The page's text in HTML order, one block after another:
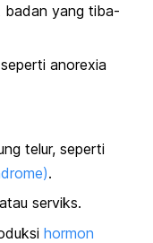
badan yang tiba-
anorexia
telur, seperti
.
serviks.
hormon